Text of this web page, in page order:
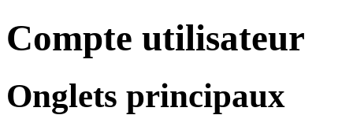
Compte utilisateur
Onglets principaux